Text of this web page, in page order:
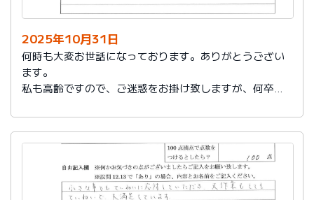
2025年10月31日
何時も大変お世話になっております。ありがとうござい
ます。
私も高齢ですので、ご迷惑をお掛け致しますが、何卒よ